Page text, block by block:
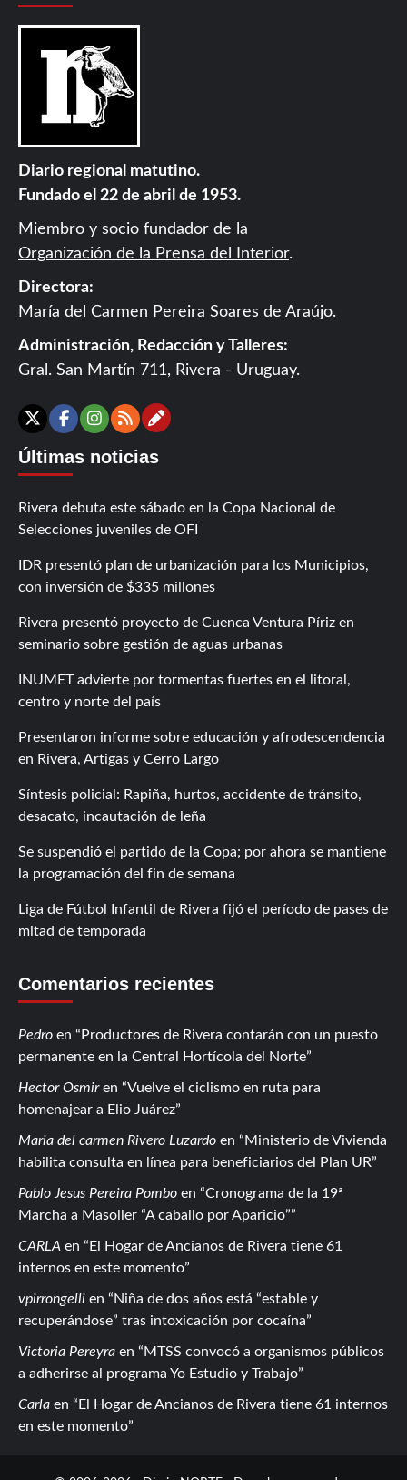
Diario regional matutino.
Fundado el 22 de abril de 1953.
Miembro y socio fundador de la
Organización de la Prensa del Interior.
Directora:
María del Carmen Pereira Soares de Araújo.
Administración, Redacción y Talleres:
Gral. San Martín 711, Rivera - Uruguay.
X Facebook
Instagram
RSSContáctanos
Últimas noticias
Rivera debuta este sábado en la Copa Nacional de
Selecciones juveniles de OFI
IDR presentó plan de urbanización para los Municipios,
con inversión de $335 millones
Rivera presentó proyecto de Cuenca Ventura Píriz en
seminario sobre gestión de aguas urbanas
INUMET advierte por tormentas fuertes en el litoral,
centro y norte del país
Presentaron informe sobre educación y afrodescendencia
en Rivera, Artigas y Cerro Largo
Síntesis policial: Rapiña, hurtos, accidente de tránsito,
desacato, incautación de leña
Se suspendió el partido de la Copa; por ahora se mantiene
la programación del fin de semana
Liga de Fútbol Infantil de Rivera fijó el período de pases de
mitad de temporada
Comentarios recientes
Pedro en
Productores de Rivera contarán con un puesto
permanente en la Central Hortícola del Norte
Hector Osmiren
Vuelve el ciclismo en ruta para
homenajear a Elio Juárez
Maria del carmen Rivero Luzardo en
Ministerio de Vivienda
habilita consulta en línea para beneficiarios del Plan UR
Pablo Jesus Pereira Pombo en
Cronograma de la 19ª
Marcha a Masoller “A caballo por Aparicio”
CARLA en
El Hogar de Ancianos de Rivera tiene 61
internos en este momento
vpirrongelli en
Niña de dos años está “estable y
recuperándose” tras intoxicación por cocaína
Victoria Pereyra en
MTSS convocó a organismos públicos
a adherirse al programa Yo Estudio y Trabajo
Carla en
El Hogar de Ancianos de Rivera tiene 61 internos
en este momento